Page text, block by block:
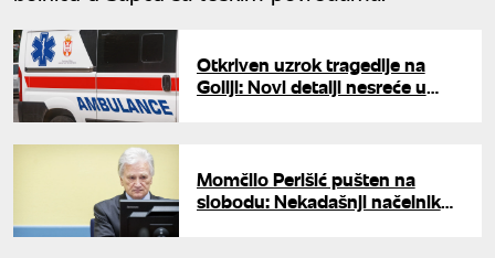
Otkriven uzrok tragedije na
Goliji: Novi detalji nesreće u
Momčilo Perišić pušten na
slobodu: Nekadašnji načelnik